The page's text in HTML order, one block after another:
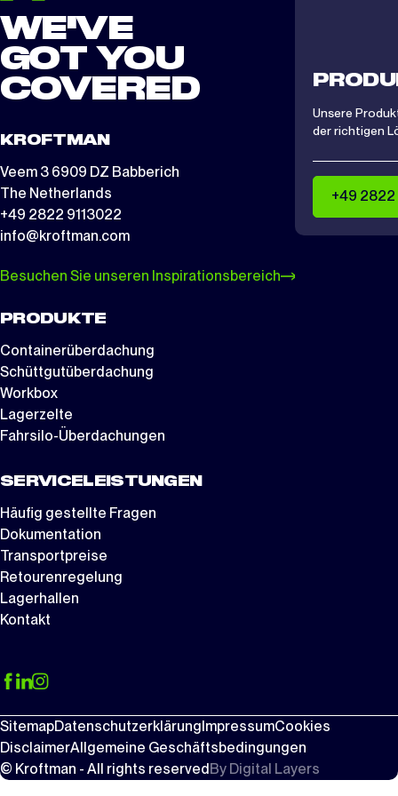
WE'VE
GOT YOU
COVERED
KROFTMAN
Veem 3 6909 DZ Babberich
The Netherlands
+49 2822 9113022
info@kroftman.com
Besuchen Sie unseren Inspirationsbereich
PRODUKTE
Containerüberdachung
Schüttgutüberdachung
Workbox
Lagerzelte
Fahrsilo-Überdachungen
SERVICELEISTUNGEN
Häufig gestellte Fragen
Dokumentation
Transportpreise
Retourenregelung
Lagerhallen
Kontakt
Unsere
der richtigen
+49 2822
SitemapDatenschutzerklärungImpressumCookies
DisclaimerAllgemeine Geschäftsbedingungen
© Kroftman - All rights reservedBy Digital Layers